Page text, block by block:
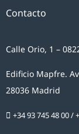
usted
su
consentimiento
a
CHECKPOINT
Contacto
Calle Orio, 1 –
Edificio Mapfre.
28036 Madrid
+34 93 745 48 00/